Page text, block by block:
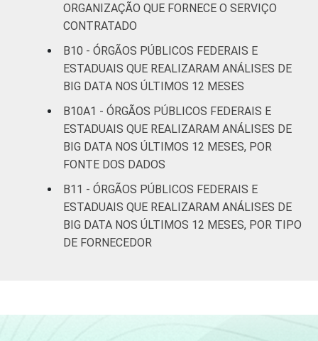
ORGANIZAÇÃO QUE FORNECE O SERVIÇO
CONTRATADO
B10 - ÓRGÃOS PÚBLICOS FEDERAIS E
ESTADUAIS QUE REALIZARAM ANÁLISES DE
BIG DATA NOS ÚLTIMOS 12 MESES
B10A1 - ÓRGÃOS PÚBLICOS FEDERAIS E
ESTADUAIS QUE REALIZARAM ANÁLISES DE
BIG DATA NOS ÚLTIMOS 12 MESES, POR
FONTE DOS DADOS
B11 - ÓRGÃOS PÚBLICOS FEDERAIS E
ESTADUAIS QUE REALIZARAM ANÁLISES DE
BIG DATA NOS ÚLTIMOS 12 MESES, POR TIPO
DE FORNECEDOR